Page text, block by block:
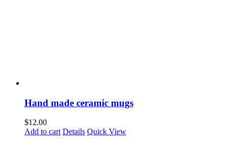
Hand made ceramic mugs
$12.00
Add to cart Details Quick View